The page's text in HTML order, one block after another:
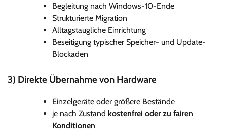
Begleitung nach Windows-10-Ende
Strukturierte Migration
Alltagstaugliche Einrichtung
Beseitigung typischer Speicher- und Update-
Blockaden
3) Direkte Übernahme von Hardware
Einzelgeräte oder größere Bestände
je nach Zustand kostenfrei oder zu fairen
Konditionen